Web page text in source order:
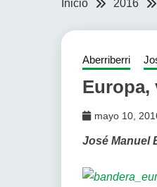
Inicio 2016
Aberriberri
Europa,
mayo 10,
José Manuel